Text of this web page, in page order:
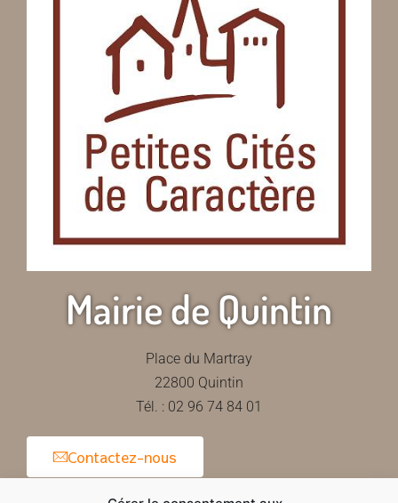
Mairie de Quintin
Place du Martray
22800 Quintin
Tél. : 02 96 74 84 01
Contactez-nous